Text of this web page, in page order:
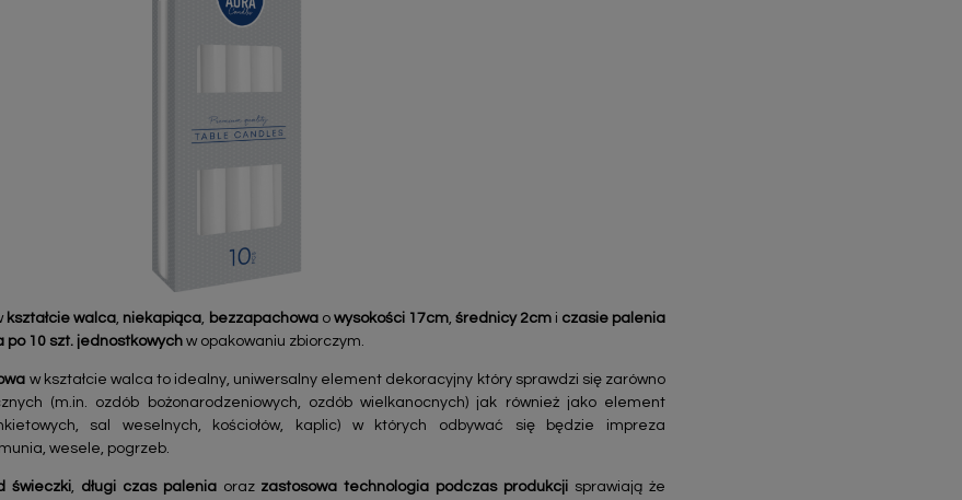
kształcie walca, niekapiąca, bezzapachowao wysokości 17cm, średnicy 2cmi czasie palenia
po 10 szt. jednostkowych w opakowaniu zbiorczym.
w kształcie walca to idealny, uniwersalny element dekoracyjny który sprawdzi się zarówno
(m.in. ozdób bożonarodzeniowych, ozdób wielkanocnych) jak również jako element
sal weselnych, kościołów, kaplic) w których odbywać się będzie impreza
wesele, pogrzeb.
świeczki, długi czas palenia orazzastosowa technologia podczas produkcji sprawiają że